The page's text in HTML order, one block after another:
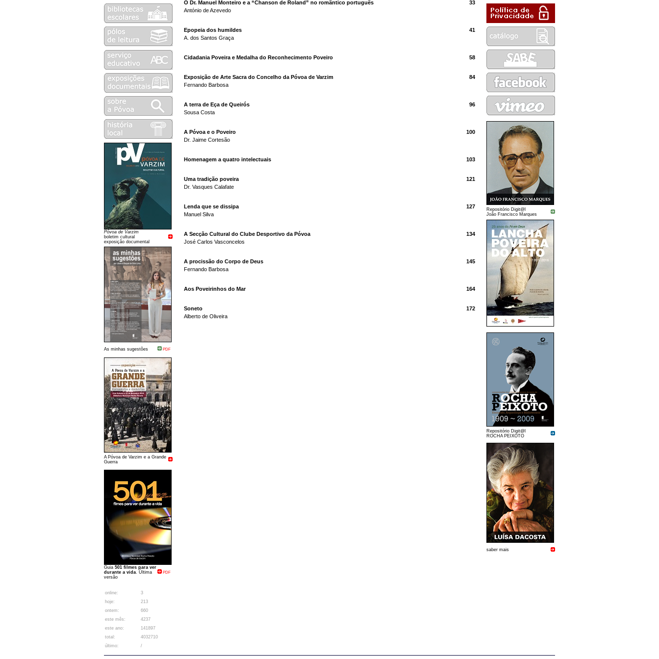
Póvoa de Varzim
boletim cultural
exposição documental
As minhas sugestões PDF
A Póvoa de Varzim e a Grande
Guerra
Guia 501 filmes para ver
durante a vida. Última
versão
PDF
online:
3
hoje:
213
ontem:
660
este mês:
4237
este ano:
141897
total:
4032710
último:
/
O Dr. Manuel Monteiro e a “Chanson de Roland” no romântico português
António de Azevedo
33
Epopeia dos humildes
A. dos Santos Graça
41
Cidadania Poveira e Medalha do Reconhecimento Poveiro 58
Exposição de Arte Sacra do Concelho da Póvoa de Varzim
Fernando Barbosa
84
A terra de Eça de Queirós
Sousa Costa
96
A Póvoa e o Poveiro
Dr. Jaime Cortesão
100
Homenagem a quatro intelectuais 103
Uma tradição poveira
Dr. Vasques Calafate
121
Lenda que se dissipa
Manuel Silva
127
A Secção Cultural do Clube Desportivo da Póvoa
José Carlos Vasconcelos
134
A procissão do Corpo de Deus
Fernando Barbosa
145
Aos Poveirinhos do Mar 164
Soneto
Alberto de Oliveira
172
Repositório Digit@l
João Francisco Marques
Repositório Digit@l
ROCHA PEIXOTO
saber mais